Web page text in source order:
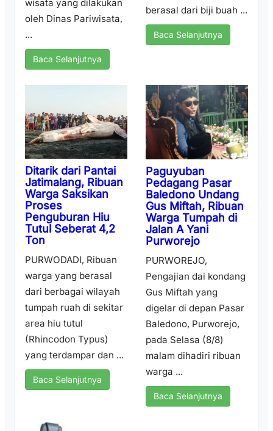
wisata yang dilakukan
oleh Dinas Pariwisata,
...
Baca Selanjutnya
berasal dari biji buah ...
Baca Selanjutnya
Ditarik dari Pantai
Jatimalang, Ribuan
Warga Saksikan
Proses
Penguburan Hiu
Tutul Seberat 4,2
Ton
PURWODADI, Ribuan
warga yang berasal
dari berbagai wilayah
tumpah ruah di sekitar
area hiu tutul
(Rhincodon Typus)
yang terdampar dan ...
Baca Selanjutnya
Paguyuban
Pedagang Pasar
Baledono Undang
Gus Miftah, Ribuan
Warga Tumpah di
Jalan A Yani
Purworejo
PURWOREJO,
Pengajian dai kondang
Gus Miftah yang
digelar di depan Pasar
Baledono, Purworejo,
pada Selasa (8/8)
malam dihadiri ribuan
warga ...
Baca Selanjutnya